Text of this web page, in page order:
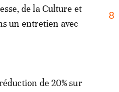
de la Culture et
un entretien avec
de 20% sur
8